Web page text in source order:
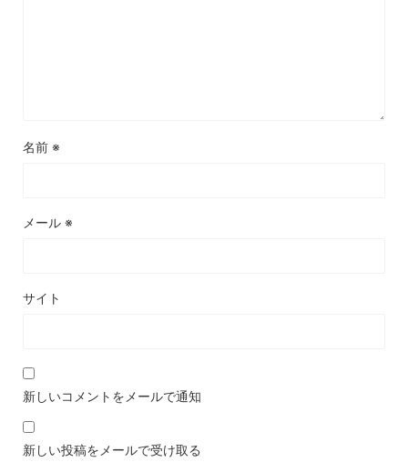
名前 ※
メール ※
サイト
新しいコメントをメールで通知
新しい投稿をメールで受け取る